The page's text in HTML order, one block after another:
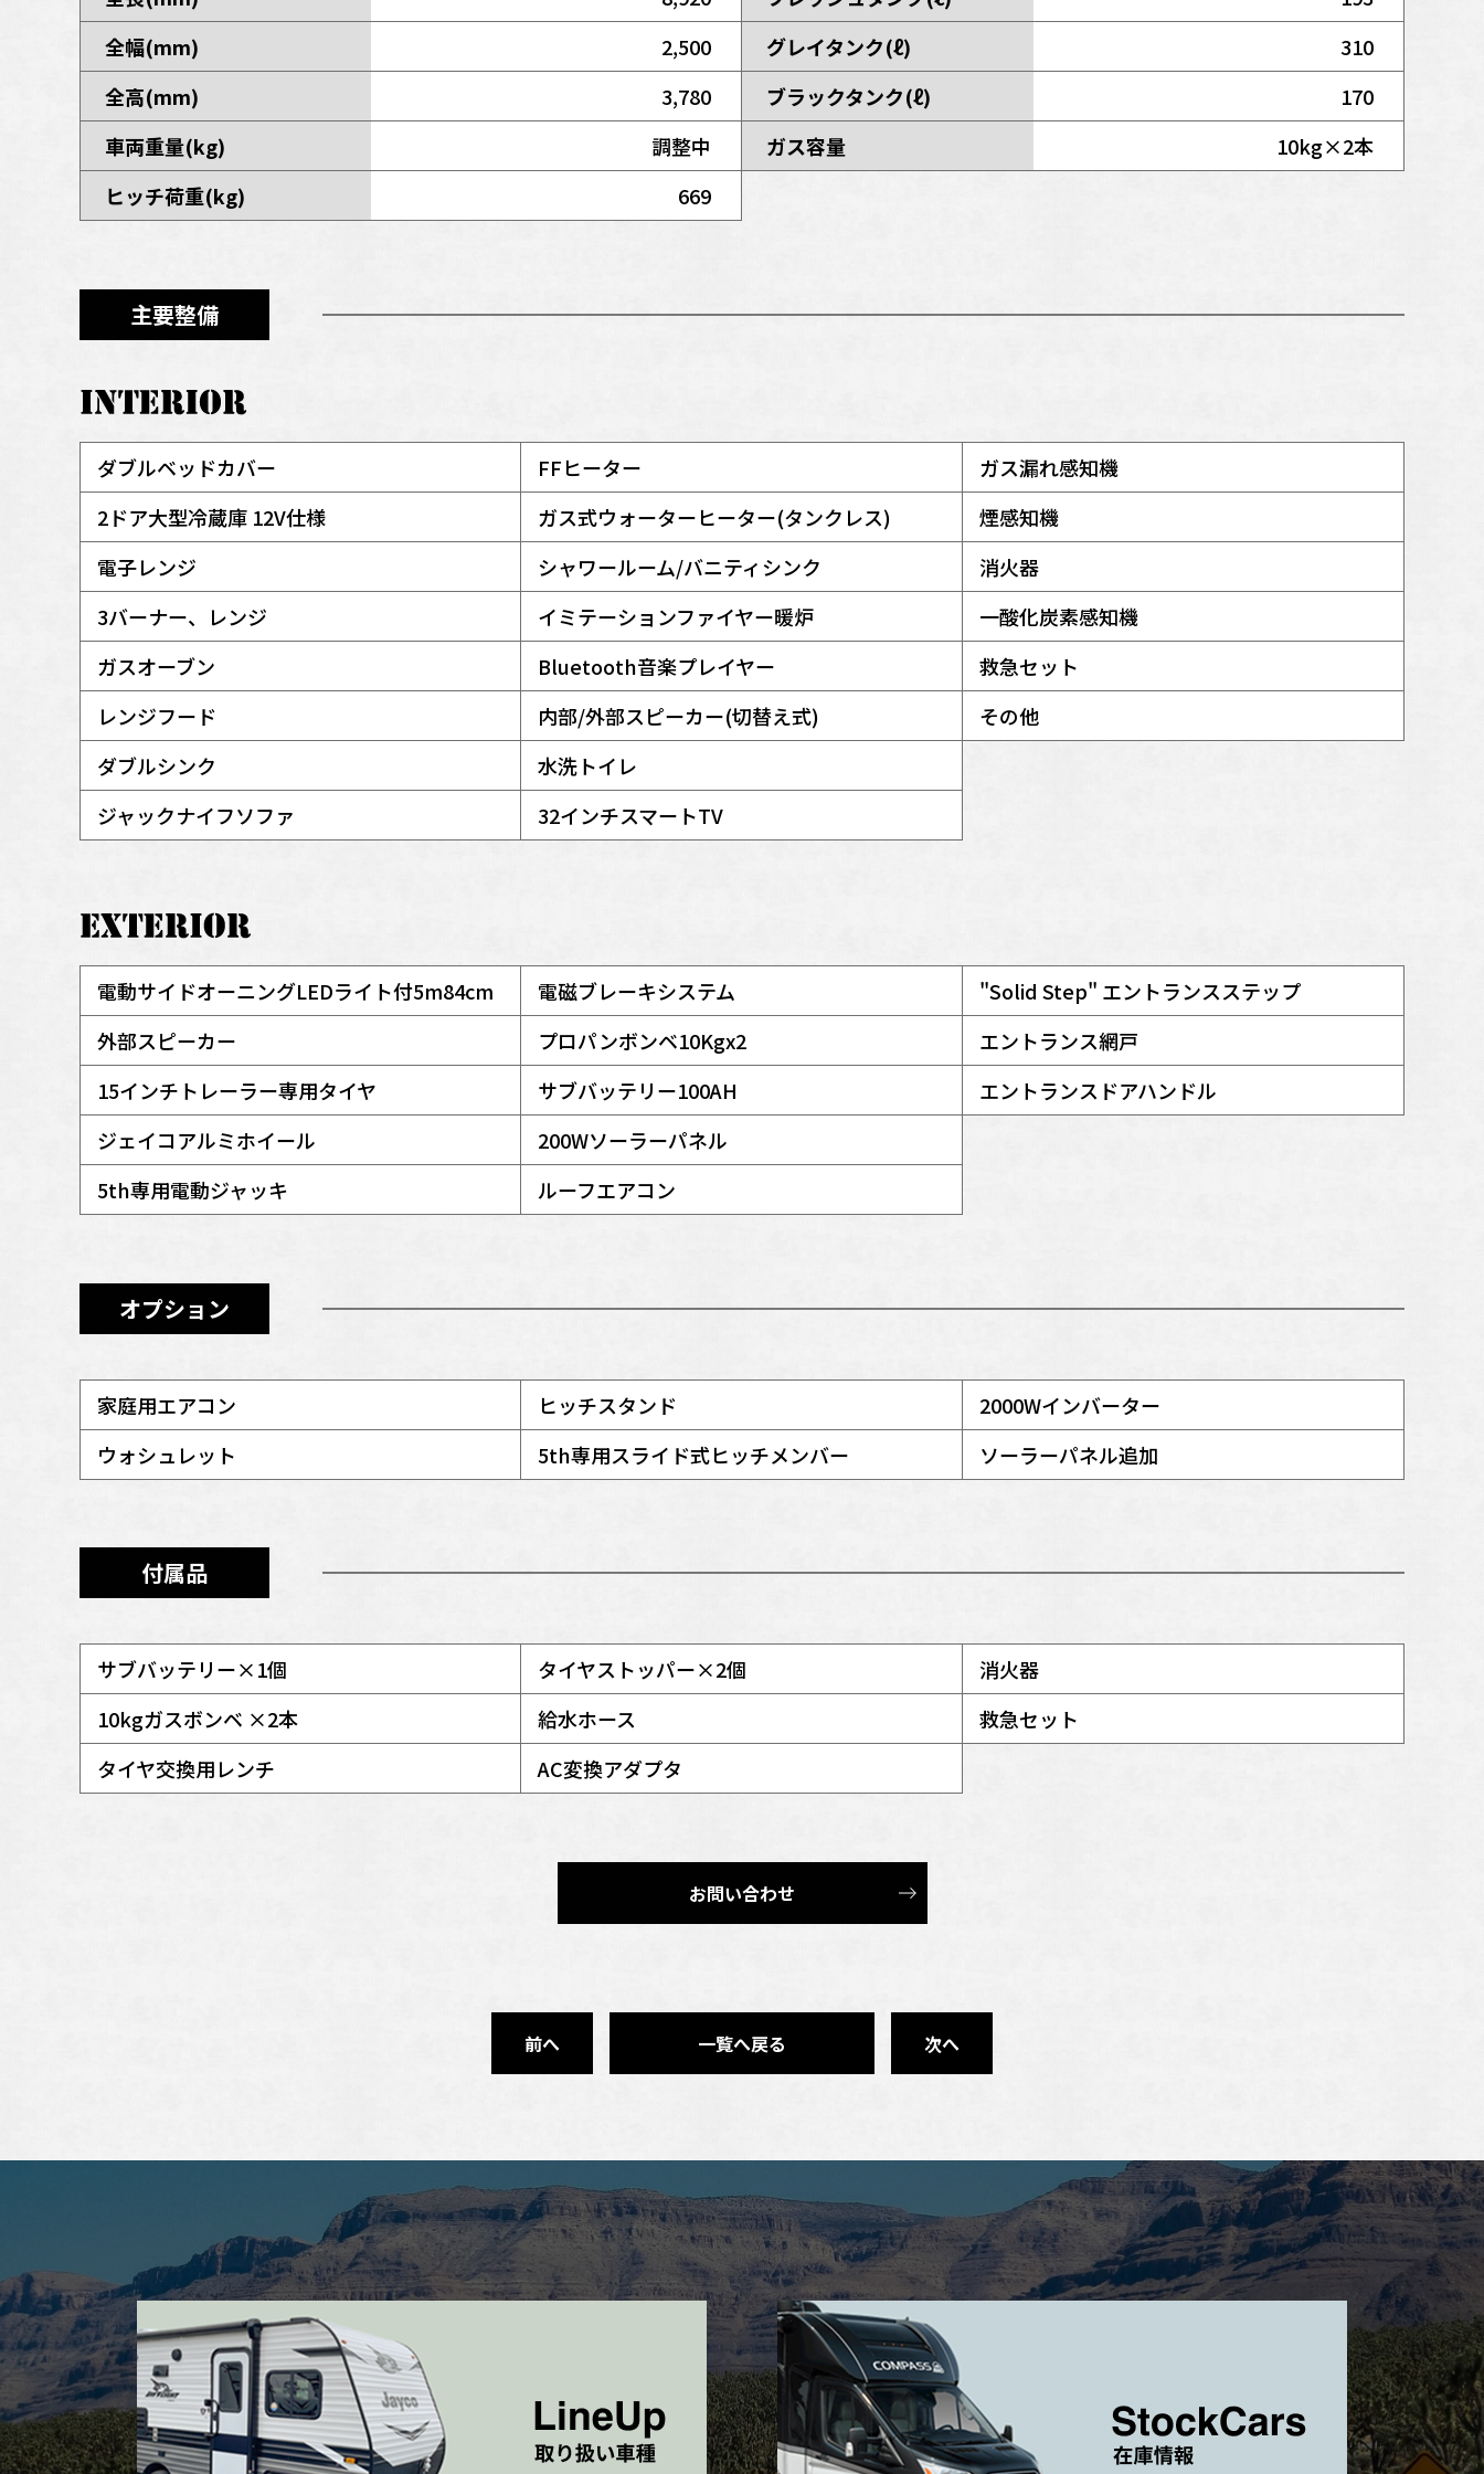
全幅(mm)
2,500 グレイタンク(ℓ)
310
全高(mm)
3,780 ブラックタンク(ℓ)
170
車両重量(kg)
調整中 ガス容量
10kg×2本
ヒッチ荷重(kg)
669
主要整備
ダブルベッドカバー FFヒーター
ガス漏れ感知機
2ドア大型冷蔵庫 12V仕様
ガス式ウォーターヒーター(タンクレス)
煙感知機
電子レンジ
シャワールーム/バニティシンク
消火器
3バーナー、レンジ
イミテーションファイヤー暖炉
一酸化炭素感知機
ガスオーブン
Bluetooth音楽プレイヤー
救急セット
レンジフード
内部/外部スピーカー(切替え式)
その他
ダブルシンク
水洗トイレ
ジャックナイフソファ
32インチスマートTV
電動サイドオーニングLEDライト付5m84cm 電磁ブレーキシステム
"Solid Step" エントランスステップ
外部スピーカー
プロパンボンベ10Kgx2
エントランス網戸
15インチトレーラー専用タイヤ
サブバッテリー100AH
エントランスドアハンドル
ジェイコアルミホイール
200Wソーラーパネル
5th専用電動ジャッキ
ルーフエアコン
オプション
家庭用エアコン ヒッチスタンド
2000Wインバーター
ウォシュレット
5th専用スライド式ヒッチメンバー ソーラーパネル追加
付属品
サブバッテリー×1個 タイヤストッパー×2個
消火器
10kgガスボンベ ×2本
給水ホース
救急セット
タイヤ交換用レンチ
AC変換アダプタ
お問い合わせ
前へ 一覧へ戻る 次へ